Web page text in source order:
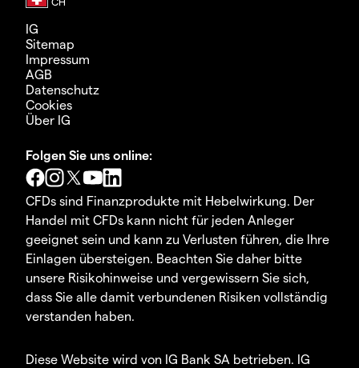
IG
Sitemap
Impressum
AGB
Datenschutz
Cookies
Über IG
Folgen Sie uns online:
CFDs sind Finanzprodukte mit Hebelwirkung. Der
Handel mit CFDs kann nicht für jeden Anleger
geeignet sein und kann zu Verlusten führen, die Ihre
Einlagen übersteigen. Beachten Sie daher bitte
unsere Risikohinweise und vergewissern Sie sich,
dass Sie alle damit verbundenen Risiken vollständig
verstanden haben.
Diese Website wird von IG Bank SA betrieben. IG